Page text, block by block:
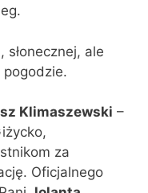
słonecznej, ale
pogodzie.
Klimaszewski –
za
Oficjalnego